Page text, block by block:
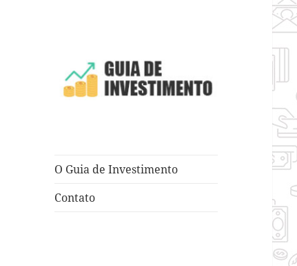
O Guia de Investimento
Contato